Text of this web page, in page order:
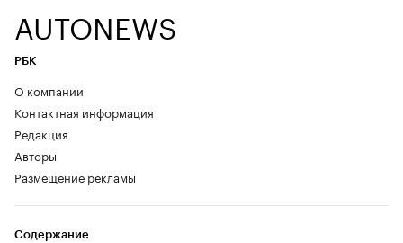
AUTONEWS
РБК
О компании
Контактная информация
Редакция
Авторы
Размещение рекламы
Содержание